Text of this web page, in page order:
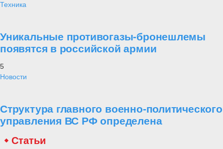
Техника
Уникальные противогазы-бронешлемы
появятся в российской армии
5
Новости
Структура главного военно-политического
управления ВС РФ определена
Статьи